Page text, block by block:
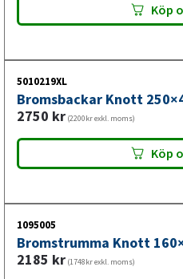
Köp
5010219XL
Bromsbackar Knott
2750 kr (2200kr exkl. moms)
Köp
1095005
Bromstrumma Knott
2185 kr (1748kr exkl. moms)